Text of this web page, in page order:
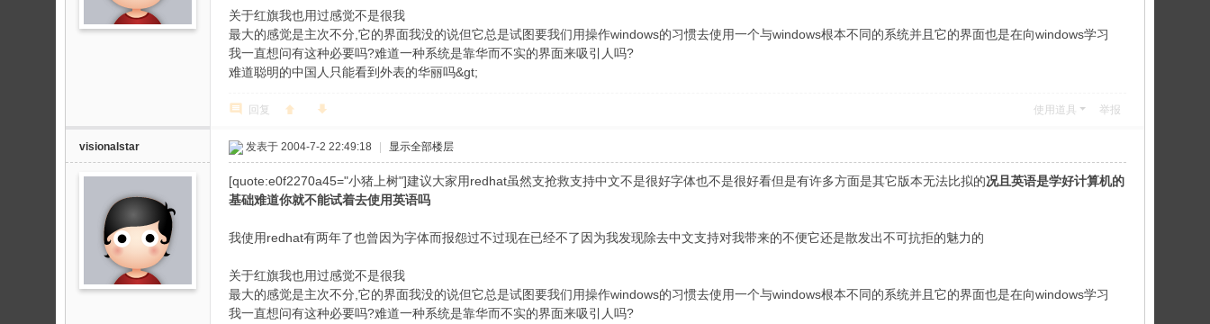
关于红旗我也用过感觉不是很我
最大的感觉是主次不分,它的界面我没的说但它总是试图要我们用操作windows的习惯去使用一个与windows根本不同的系统并且它的界面也是在向windows学习
我一直想问有这种必要吗?难道一种系统是靠华而不实的界面来吸引人吗?
难道聪明的中国人只能看到外表的华丽吗&gt;
回复 使用道具 举报
visionalstar 发表于 2004-7-2 22:49:18 显示全部楼层
[quote:e0f2270a45="小猪上树"]建议大家用redhat虽然支抢救支持中文不是很好字体也不是很好看但是有许多方面是其它版本无法比拟的况且英语是学好计算机的
基础难道你就不能试着去使用英语吗
我使用redhat有两年了也曾因为字体而报怨过不过现在已经不了因为我发现除去中文支持对我带来的不便它还是散发出不可抗拒的魅力的
关于红旗我也用过感觉不是很我
最大的感觉是主次不分,它的界面我没的说但它总是试图要我们用操作windows的习惯去使用一个与windows根本不同的系统并且它的界面也是在向windows学习
我一直想问有这种必要吗?难道一种系统是靠华而不实的界面来吸引人吗?